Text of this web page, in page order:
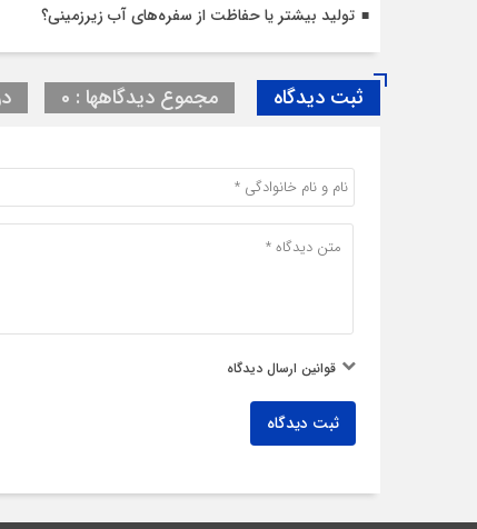
تولید بیشتر یا حفاظت از سفره‌های آب زیرزمینی؟
ثبت دیدگاه مجموع دیدگاهها : 0
قوانین ارسال دیدگاه
ثبت دیدگاه